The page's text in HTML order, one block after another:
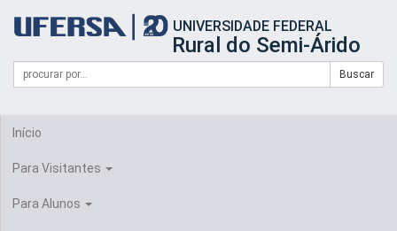
portal
UFERSA
UNIVERSIDADE FEDERAL
Rural do Semi-Árido
Formulário
Busca
Campo
de
Buscar
Início
Para Visitantes
Para Alunos